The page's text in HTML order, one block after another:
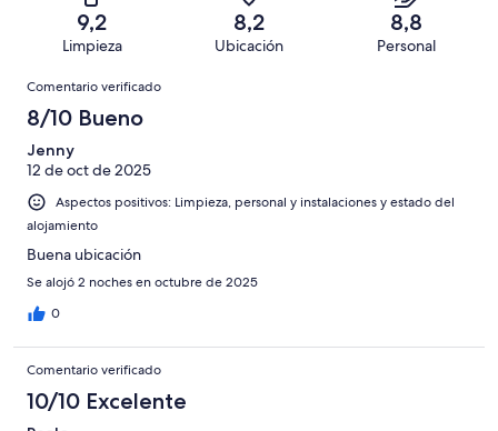
puntuación
puntuación
puntuación
Normal
una
puntuación
Mediocre
673
una
puntuación
de
9,2
Limpieza
8,2
Ubicación
8,8
Personal
Comentarios
Comentario verificado
8/10 Bueno
Jenny
12 de oct de 2025
Aspectos positivos: Limpieza, personal y instalaciones y estado del
alojamiento
Buena ubicación
Se alojó 2 noches en octubre de 2025
0
Comentario verificado
10/10 Excelente